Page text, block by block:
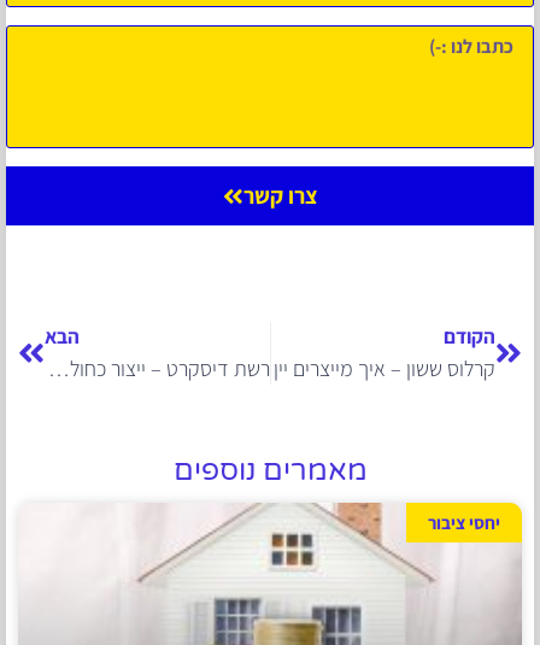
צרו קשר
הקודם
קרלוס ששון – איך מייצרים יין
הבא
רשת דיסקרט – ייצור כחול לבן
מאמרים נוספים
יחסי ציבור